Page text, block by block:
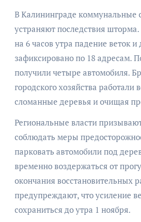
В Калининграде коммунальные
устраняют последствия
на 6 часов утра падение веток и
зафиксировано по 18 адресам.
получили четыре автомобиля.
городского хозяйства работали
сломанные деревья и очищая
Региональные власти
соблюдать меры
парковать автомобили под
временно воздержаться от
окончания восстановительных
предупреждают, что усиление
сохраниться до утра 1 ноября.